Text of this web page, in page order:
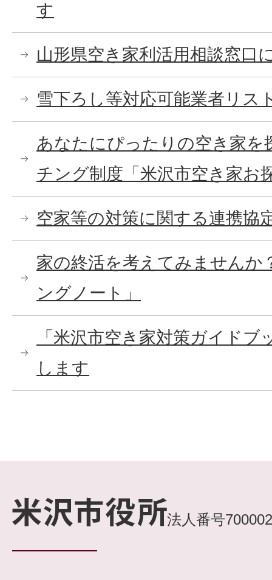
す
山形県空き家利活用相談窓口
雪下ろし等対応可能業者リス
あなたにぴったりの空き家を
チング制度「米沢市空き家お
空家等の対策に関する連携協
家の終活を考えてみませんか
ングノート」
「米沢市空き家対策ガイドブ
します
法人番号